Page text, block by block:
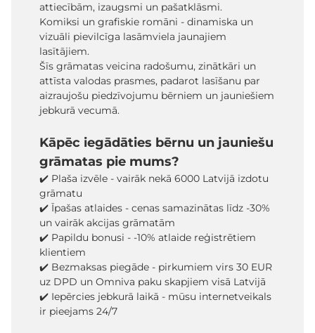
attiecībām, izaugsmi un pašatklāsmi.
Komiksi un grafiskie romāni - dinamiska un
vizuāli pievilcīga lasāmviela jaunajiem
lasītājiem.
Šīs grāmatas veicina radošumu, zinātkāri un
attīsta valodas prasmes, padarot lasīšanu par
aizraujošu piedzīvojumu bērniem un jauniešiem
jebkurā vecumā.
Kāpēc iegādāties bērnu un jauniešu
grāmatas pie mums?
✔️ Plaša izvēle - vairāk nekā 6000 Latvijā izdotu
grāmatu
✔️ Īpašas atlaides - cenas samazinātas līdz -30%
un vairāk akcijas grāmatām
✔️ Papildu bonusi - -10% atlaide reģistrētiem
klientiem
✔️ Bezmaksas piegāde - pirkumiem virs 30 EUR
uz DPD un Omniva paku skapjiem visā Latvijā
✔️ Iepērcies jebkurā laikā - mūsu internetveikals
ir pieejams 24/7